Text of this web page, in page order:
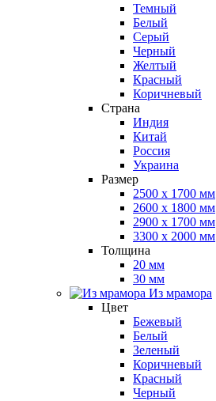
Темный
Белый
Серый
Черный
Желтый
Красный
Коричневый
Страна
Индия
Китай
Россия
Украина
Размер
2500 x 1700 мм
2600 x 1800 мм
2900 x 1700 мм
3300 x 2000 мм
Толщина
20 мм
30 мм
Из мрамора
Цвет
Бежевый
Белый
Зеленый
Коричневый
Красный
Черный